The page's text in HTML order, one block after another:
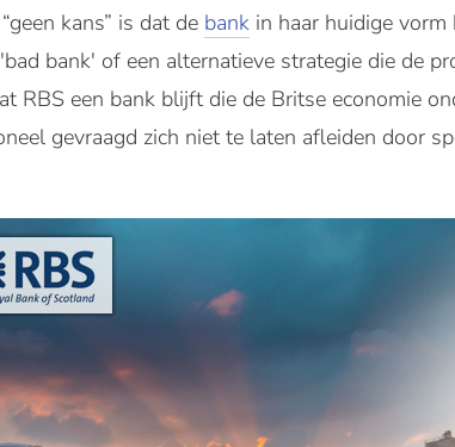
kans” is dat de bank in haar huidige
bank' of een alternatieve strategie die de
RBS een bank blijft die de Britse economie
gevraagd zich niet te laten afleiden door